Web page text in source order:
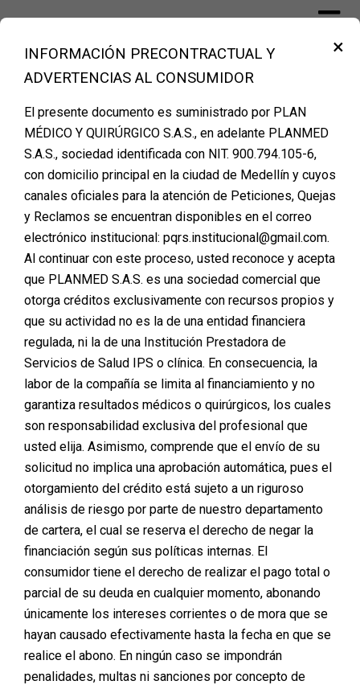
Financiación Cirugía Plástica Medellín
– PLANMED
Todo lo que debes saber
antes de hacerte una
cirugía plástica
Posted onmayo 16, 2024
La cirugía estética ha avanzado notablemente en las
últimas décadas, brindando a las personas la
posibilidad de mejorar y ajustar aspectos de su
apariencia. No obstante, antes de aventurarse en el
mundo de los procedimientos estéticos, es
fundamental conocer algunos conceptos clave. Aquí te
presentamos el ABC de la cirugía estética, una guía
esencial para tomar decisiones informadas y seguras.
Investigación Preliminar: Conoce tus Opciones y
×
INFORMACIÓN PRECONTRACTUAL Y
ADVERTENCIAS AL CONSUMIDOR
El presente documento es suministrado por PLAN
MÉDICO Y QUIRÚRGICO S.A.S., en adelante PLANMED
S.A.S., sociedad identificada con NIT. 900.794.105-6,
con domicilio principal en la ciudad de Medellín y cuyos
canales oficiales para la atención de Peticiones, Quejas
y Reclamos se encuentran disponibles en el correo
electrónico institucional: pqrs.institucional@gmail.com.
Al continuar con este proceso, usted reconoce y acepta
que PLANMED S.A.S. es una sociedad comercial que
otorga créditos exclusivamente con recursos propios y
que su actividad no es la de una entidad financiera
regulada, ni la de una Institución Prestadora de
Servicios de Salud IPS o clínica. En consecuencia, la
labor de la compañía se limita al financiamiento y no
garantiza resultados médicos o quirúrgicos, los cuales
son responsabilidad exclusiva del profesional que
usted elija. Asimismo, comprende que el envío de su
solicitud no implica una aprobación automática, pues el
otorgamiento del crédito está sujeto a un riguroso
análisis de riesgo por parte de nuestro departamento
de cartera, el cual se reserva el derecho de negar la
financiación según sus políticas internas. El
consumidor tiene el derecho de realizar el pago total o
parcial de su deuda en cualquier momento, abonando
únicamente los intereses corrientes o de mora que se
hayan causado efectivamente hasta la fecha en que se
realice el abono. En ningún caso se impondrán
penalidades, multas ni sanciones por concepto de